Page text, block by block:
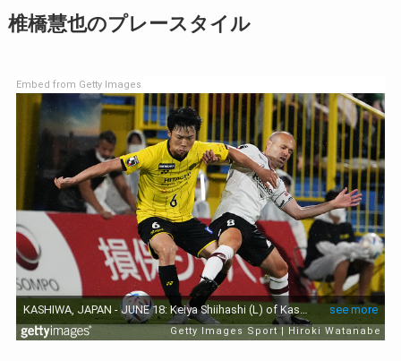
椎橋慧也のプレースタイル
Embed from Getty Images